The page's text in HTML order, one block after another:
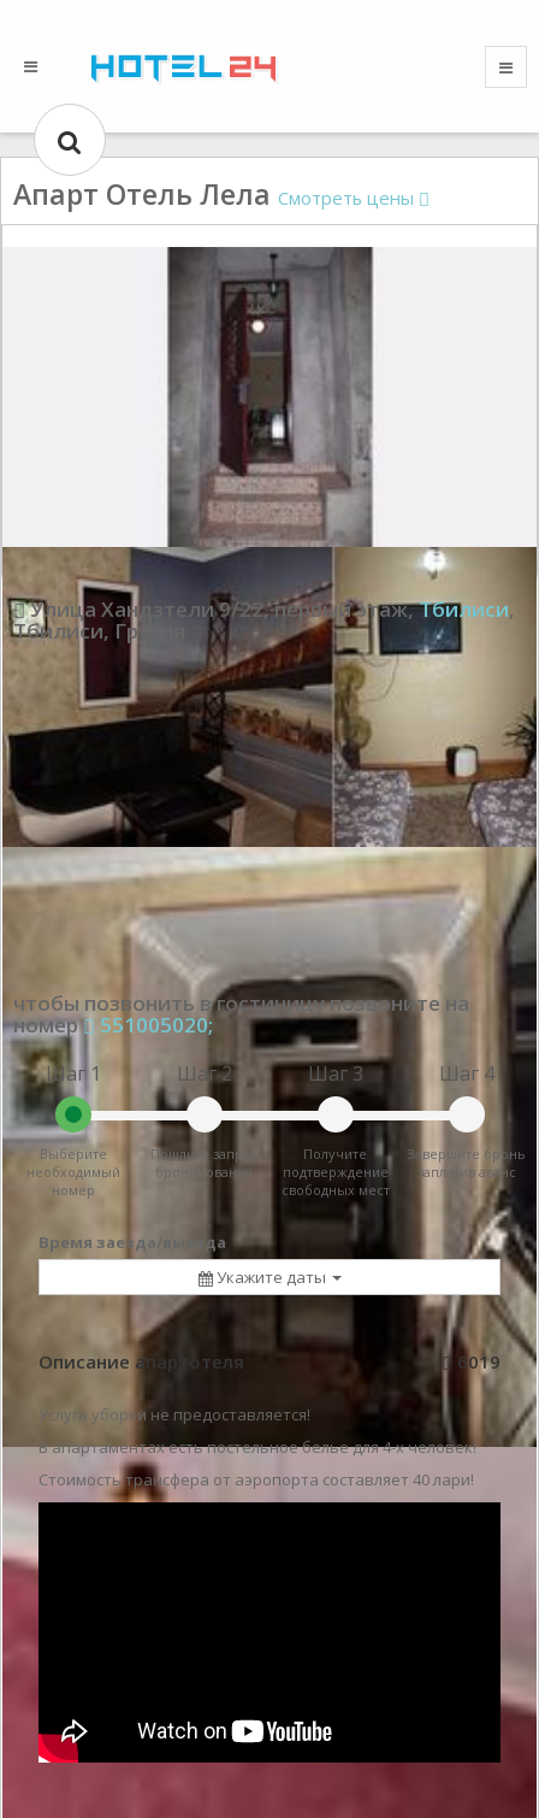
Апарт Отель Лела Смотреть цены
Улица Хандзтели 9/22, первый этаж,Тбилиси,
Тбилиси, Грузия
чтобы позвонить в гостиницу позвоните на
номер 551005020;
Шаг 1
Выберите
необходимый
номер
Шаг 2
Пошлите запрос
бронирования
Шаг 3
Получите
подтверждение
свободных мест
Шаг 4
Завершите бронь
заплатив аванс
Время заезда/выезда
Укажите даты
Описание апартотеля 6019
Услуга уборки не предоставляется!
В апартаментах есть постельное белье для 4-х человек!
Стоимость трансфера от аэропорта составляет 40 лари!